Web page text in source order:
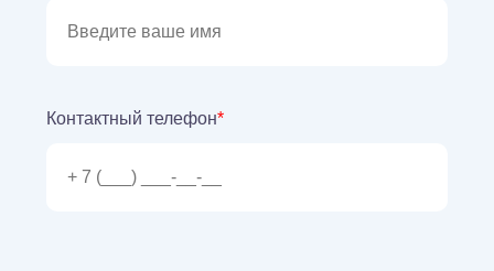
Контактный телефон*